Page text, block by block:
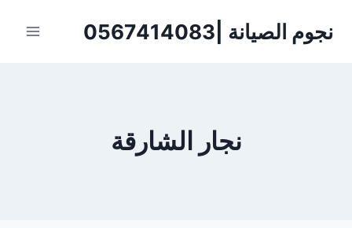
نجوم الصيانة |0567414083
نجار الشارقة